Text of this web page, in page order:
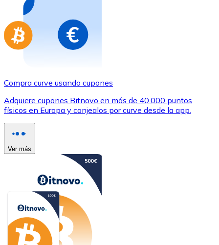
Ir a la tienda de tarjetas regalo
Compra curve usando cupones
Adquiere cupones Bitnovo en más de 40.000 puntos
físicos en Europa y canjealos por curve desde la app.
Ver más